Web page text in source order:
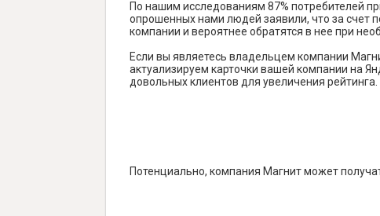
По нашим исследованиям 87% потребителей
опрошенных нами людей заявили, что за счет
компании и вероятнее обратятся в нее при
Если вы являетесь владельцем компании
актуализируем карточки вашей компании на
довольных клиентов для увеличения рейтинга.
Потенциально, компания Магнит может